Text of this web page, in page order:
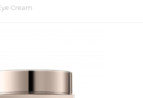
Cream